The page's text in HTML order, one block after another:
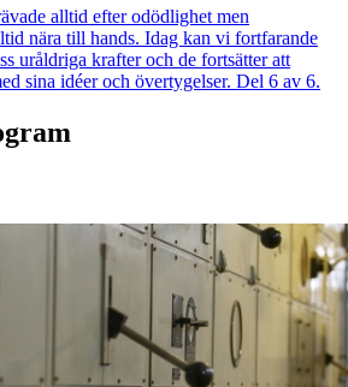
alltid efter odödlighet men
nära till hands. Idag kan vi fortfarande
uråldriga krafter och de fortsätter att
sina idéer och övertygelser. Del 6 av 6.